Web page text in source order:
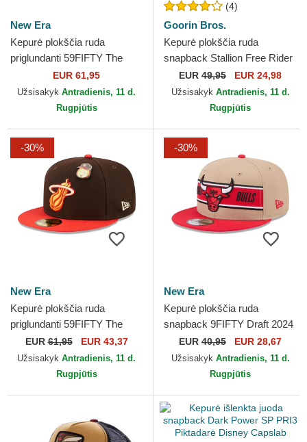
New Era
Kepurė plokščia ruda
priglundanti 59FIFTY The
Elements Fire Pin Los
Angeles Dodgers MLB New
EUR 61,95
Užsisakyk Antradienis, 11 d.
Rugpjūtis
(4)
Goorin Bros.
Kepurė plokščia ruda
snapback Stallion Free Rider
The Farm Flats The Farm
Goorin Bros.
EUR 49,95 EUR 24,98
Užsisakyk Antradienis, 11 d.
Rugpjūtis
-30%
New Era
Kepurė plokščia ruda
priglundanti 59FIFTY The
Elements Fire Pin Miami
Heat NBA New Era
EUR61,95 EUR 43,37
Užsisakyk Antradienis, 11 d.
Rugpjūtis
-30%
New Era
Kepurė plokščia ruda
snapback 9FIFTY Draft 2024
Chicago Bulls NBA New Era
EUR 40,95 EUR 28,67
Užsisakyk Antradienis, 11 d.
Rugpjūtis